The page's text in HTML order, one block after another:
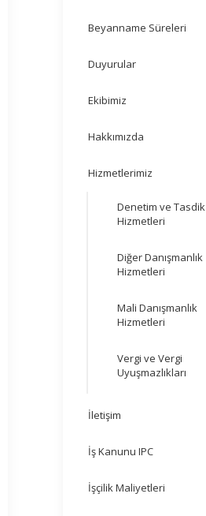
Beyanname Süreleri
Duyurular
Ekibimiz
Hakkımızda
Hizmetlerimiz
Denetim ve Tasdik
Hizmetleri
Diğer Danışmanlık
Hizmetleri
Mali Danışmanlık
Hizmetleri
Vergi ve Vergi
Uyuşmazlıkları
İletişim
İş Kanunu IPC
İşçilik Maliyetleri